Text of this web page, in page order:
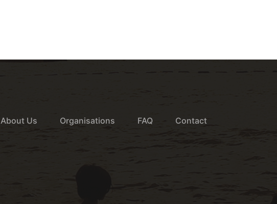
About Us Organisations FAQ Contact